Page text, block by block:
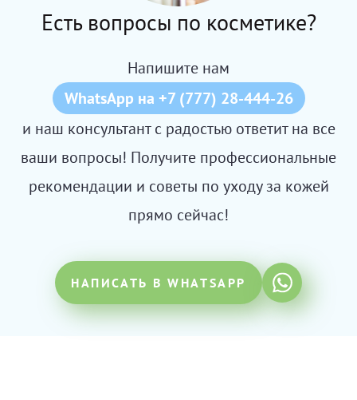
Есть вопросы по косметике?
Напишите нам
WhatsApp на +7 (777) 28-444-26
и наш консультант с радостью ответит на все
ваши вопросы! Получите профессиональные
рекомендации и советы по уходу за кожей
прямо сейчас!
НАПИСАТЬ В WHATSAPP